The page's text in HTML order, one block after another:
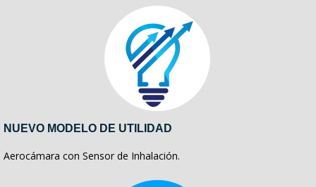
NUEVO MODELO DE UTILIDAD
Aerocámara con Sensor de Inhalación.